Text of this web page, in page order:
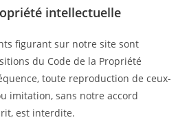
intellectuelle
figurant sur notre site sont
du Code de la Propriété
toute reproduction de ceux-
imitation, sans notre accord
est interdite.